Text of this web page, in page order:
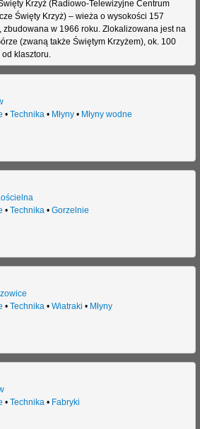
Krzyż (Radiowo-Telewizyjne Centrum
Święty Krzyż) – wieża o wysokości 157
zbudowana w 1966 roku. Zlokalizowana jest na
(zwaną także Świętym Krzyżem), ok. 100
klasztoru.
• Technika• Młyny• Młyny wodne
• Technika• Gorzelnie
• Technika• Wiatraki • Młyny
• Technika• Fabryki